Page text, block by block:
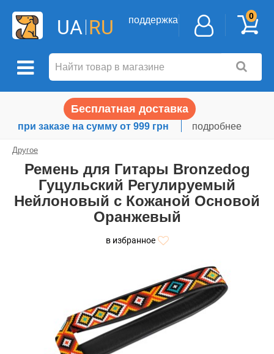
UA RU поддержка 0
Бесплатная доставка
при заказе на сумму от 999 грн подробнее
Другое
Ремень для Гитары Bronzedog
Гуцульский Регулируемый
Нейлоновый с Кожаной Основой
Оранжевый
в избранное